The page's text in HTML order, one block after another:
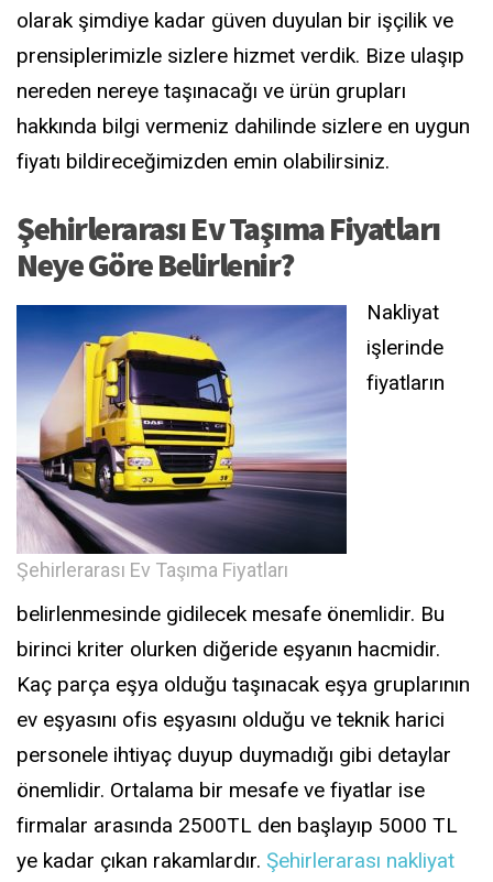
olarak şimdiye kadar güven duyulan bir işçilik ve
prensiplerimizle sizlere hizmet verdik. Bize ulaşıp
nereden nereye taşınacağı ve ürün grupları
hakkında bilgi vermeniz dahilinde sizlere en uygun
fiyatı bildireceğimizden emin olabilirsiniz.
Şehirlerarası Ev Taşıma Fiyatları
Neye Göre Belirlenir?
Şehirlerarası Ev Taşıma Fiyatları
Nakliyat
işlerinde
fiyatların
belirlenmesinde gidilecek mesafe önemlidir. Bu
birinci kriter olurken diğeride eşyanın hacmidir.
Kaç parça eşya olduğu taşınacak eşya gruplarının
ev eşyasını ofis eşyasını olduğu ve teknik harici
personele ihtiyaç duyup duymadığı gibi detaylar
önemlidir. Ortalama bir mesafe ve fiyatlar ise
firmalar arasında 2500TL den başlayıp 5000 TL
ye kadar çıkan rakamlardır. Şehirlerarası nakliyat